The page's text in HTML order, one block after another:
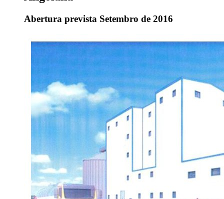
Abertura prevista Setembro de 2016